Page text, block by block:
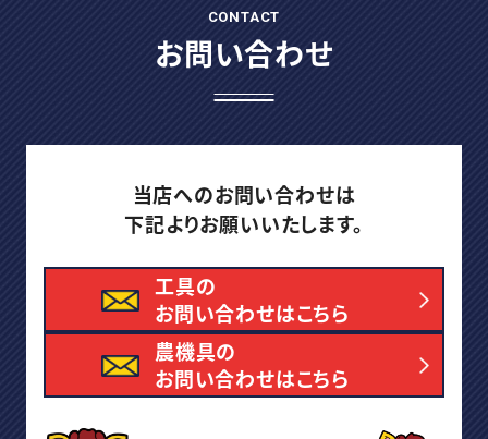
CONTACT
お問い合わせ
当店へのお問い合わせは
下記よりお願いいたします。
工具の
お問い合わせはこちら
農機具の
お問い合わせはこちら